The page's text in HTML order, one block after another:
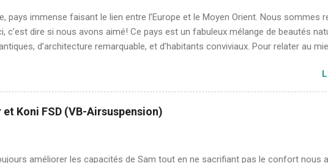
pays immense faisant le lien entre l’Europe et le Moyen Orient. Nous sommes
c’est dire si nous avons aimé! Ce pays est un fabuleux mélange de beautés
d’architecture remarquable, et d’habitants conviviaux. Pour relater au
Il y a tant à voir, nous y retournerons avec plaisir pour explorer la
que nous n’avons pas visité. Les villes Comme vous le savez surement, les
pas ce que l’on préfère, mais selon les guides touristiques elles sont souvent
L'ancienne capitale turque, Istanbul , nous faisait de l’œil, son passé
Koni FSD (VB-Airsuspension)
améliorer les capacités de Sam tout en ne sacrifiant pas le confort nous